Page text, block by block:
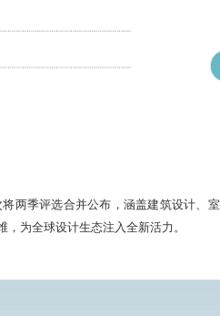
两季评选合并公布，涵盖建筑设计、
为全球设计生态注入全新活力。